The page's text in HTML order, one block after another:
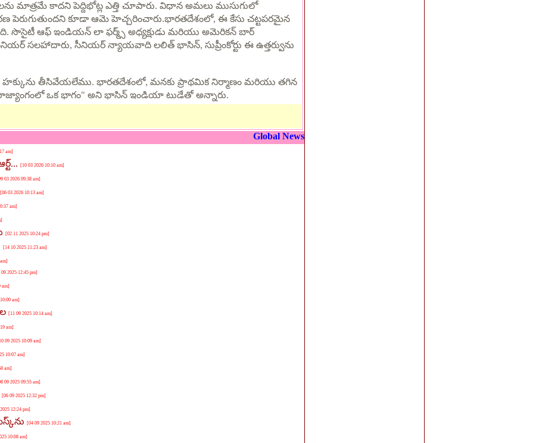
మాత్రమే కాదని పెద్దిభోట్ల ఎత్తి చూపారు. విధాన అమలు ముసుగులో
కూడా ఆమె హెచ్చరించారు.భారతదేశంలో, ఈ కేసు చట్టపరమైన
సొసైటీ ఆఫ్ ఇండియన్ లా ఫర్మ్స్ అధ్యక్షుడు మరియు అమెరికన్ బార్
సీనియర్ న్యాయవాది లలిత్ భాసిన్, సుప్రీంకోర్టు ఈ ఉత్తర్వును
తీసివేయలేము. భారతదేశంలో, మనకు ప్రాథమిక నిర్మాణం మరియు తగిన
రాజ్యాంగంలో ఒక భాగం" అని భాసిన్ ఇండియా టుడేతో అన్నారు.
Global News
am]
[10 03 2026 10:10 am]
03 2026 09:38 am]
[06 03 2026 10:13 am]
am]
[02 11 2025 10:24 pm]
[14 10 2025 11:23 am]
[08 10 2025 12:47 am]
09 2025 12:45 pm]
am]
am]
[11 09 2025 10:14 am]
am]
09 2025 10:09 am]
10:07 am]
am]
09 2025 09:55 am]
[06 09 2025 12:32 pm]
12:24 pm]
[04 09 2025 10:21 am]
10:08 am]